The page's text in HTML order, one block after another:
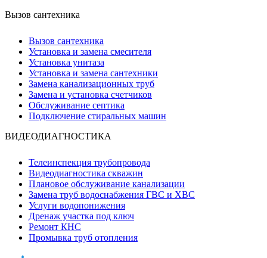
Вызов сантехника
Вызов сантехника
Установка и замена смесителя
Установка унитаза
Установка и замена сантехники
Замена канализационных труб
Замена и установка счетчиков
Обслуживание септика
Подключение стиральных машин
ВИДЕОДИАГНОСТИКА
Телеинспекция трубопровода
Видеодиагностика скважин
Плановое обслуживание канализации
Замена труб водоснабжения ГВС и ХВС
Услуги водопонижения
Дренаж участка под ключ
Ремонт КНС
Промывка труб отопления